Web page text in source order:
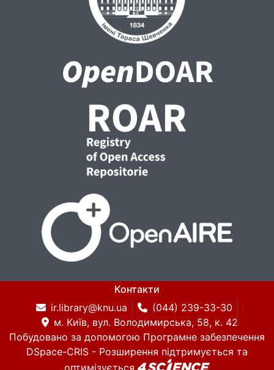
Контакти
ir.library@knu.ua
(044) 239-33-30
м. Київ, вул. Володимирська, 58, к. 42
Побудовано за допомогою Програмне забезпечення
DSpace-CRIS - Розширення підтримується та